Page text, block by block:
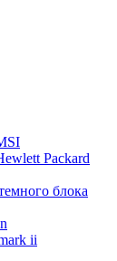
Packard
блока
ii